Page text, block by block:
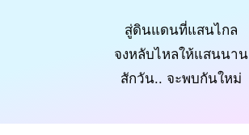
สู่ดินแดนที่แสนไกล
จงหลับไหลให้แสนนาน
สักวัน.. จะพบกันใหม่